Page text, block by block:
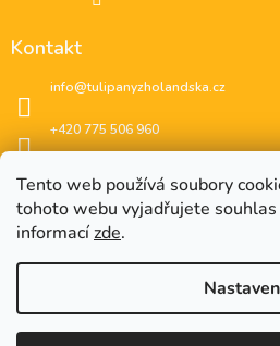
Tento web používá soubory
tohoto webu vyjadřujete souhlas
informacízde.
Kontakt
info@tulipanyzholandska.cz
+420 775 506 960
instagram